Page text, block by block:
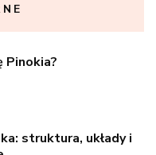
Pinokia?
struktura, układy i